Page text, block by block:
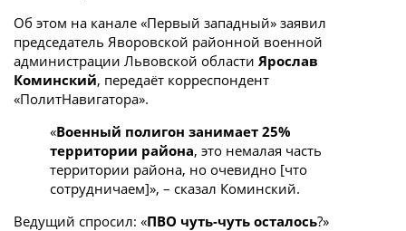
Об этом на канале «Первый западный» заявил
председатель Яворовской районной военной
администрации Львовской области Ярослав
Коминский, передаёт корреспондент
«ПолитНавигатора».
«Военный полигон занимает 25%
территории района, это немалая часть
территории района, но очевидно [что
сотрудничаем]», – сказал Коминский.
Ведущий спросил: «ПВО чуть-чуть осталось?»